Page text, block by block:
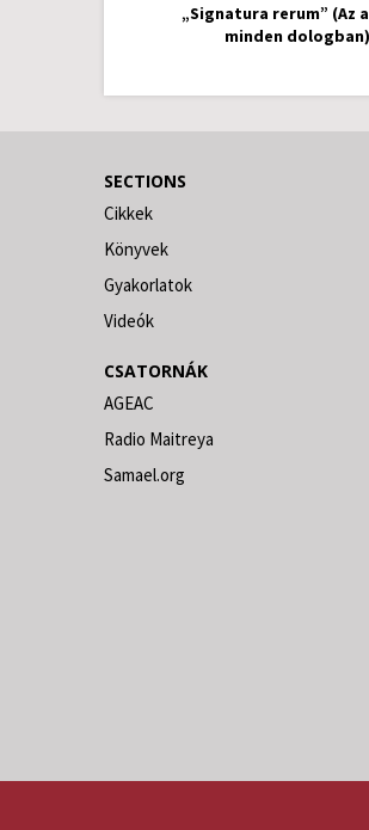
„Signatura rerum” (Az
minden dologban)
SECTIONS
Cikkek
Könyvek
Gyakorlatok
Videók
CSATORNÁK
AGEAC
Radio Maitreya
Samael.org